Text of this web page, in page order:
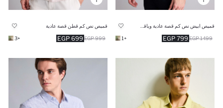
799 EGP 1499 EGP
+1
قميص نص كم قطن قصة عادية
699 EGP 999 EGP
+3